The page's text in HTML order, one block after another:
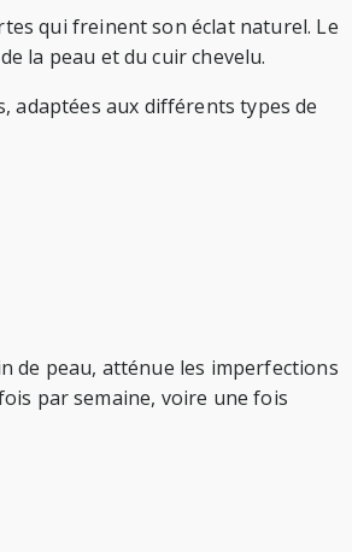
qui freinent son éclat naturel. Le
la peau et du cuir chevelu.
adaptées aux différents types de
de peau, atténue les imperfections
par semaine, voire une fois